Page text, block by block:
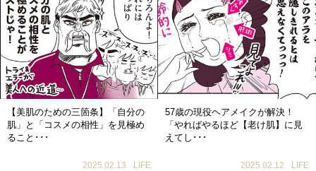
【美肌のための三箇条】「自分の
肌」と「コスメの相性」を見極め
ること･･･
2025.02.13 LIFE
57歳の現役ヘアメイクが解決！
「やればやるほど【老け肌】に見
えてし･･･
2025.02.12 LIFE